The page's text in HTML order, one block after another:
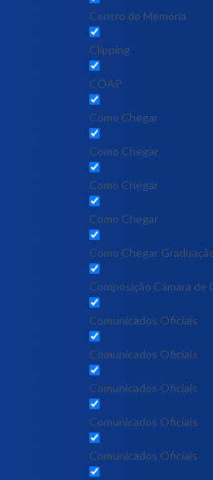
Centro de Memória
Clipping
COAP
Como Chegar
Como Chegar
Como Chegar
Como Chegar
Como Chegar
Composição Câmara de
Comunicados Oficiais
Comunicados Oficiais
Comunicados Oficiais
Comunicados Oficiais
Comunicados Oficiais